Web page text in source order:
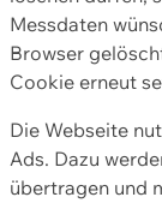
Messdaten
Browser
Cookie erneut
Die Webseite
Ads. Dazu
übertragen und